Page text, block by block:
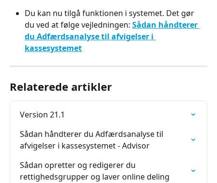
Du kan nu tilgå funktionen i systemet. Det gør
du ved at følge vejledningen: Sådan håndterer
du Adfærdsanalyse til afvigelser i
kassesystemet
Relaterede artikler
Version 21.1
Sådan håndterer du Adfærdsanalyse til
afvigelser i kassesystemet - Advisor
Sådan opretter og redigerer du
rettighedsgrupper og laver online deling